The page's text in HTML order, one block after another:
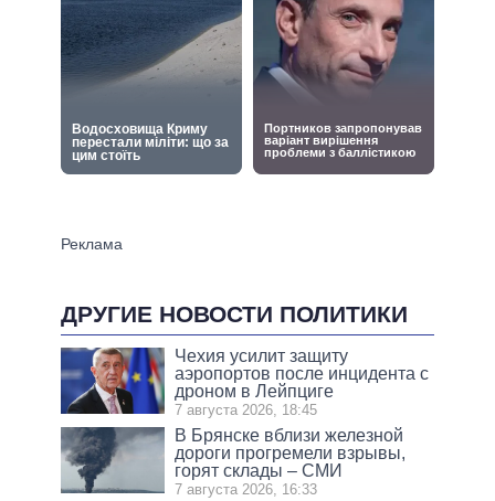
ДРУГИЕ НОВОСТИ ПОЛИТИКИ
Чехия усилит защиту
аэропортов после инцидента с
дроном в Лейпциге
7 августа 2026, 18:45
В Брянске вблизи железной
дороги прогремели взрывы,
горят склады – СМИ
7 августа 2026, 16:33